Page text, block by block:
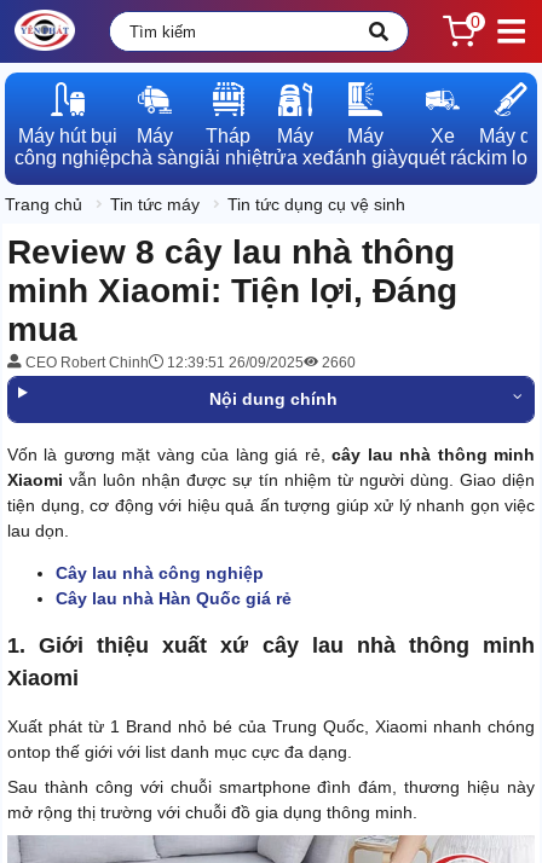
0
Máy hút bụi
công nghiệp
Máy
chà sàn
Tháp
giải nhiệt
Máy
rửa xe
Máy
đánh giày
Xe
quét rác
Máy dò
kim loại
Trang chủ Tin tức máy Tin tức dụng cụ vệ sinh
Review 8 cây lau nhà thông
minh Xiaomi: Tiện lợi, Đáng
mua
CEO Robert Chinh 12:39:51 26/09/2025 2660
Nội dung chính
Vốn là gương mặt vàng của làng giá rẻ,cây lau nhà thông minh
Xiaomivẫn luôn nhận được sự tín nhiệm từ người dùng. Giao diện
tiện dụng, cơ động với hiệu quả ấn tượng giúp xử lý nhanh gọn việc
lau dọn.
Cây lau nhà công nghiệp
Cây lau nhà Hàn Quốc giá rẻ
1. Giới thiệu xuất xứ cây lau nhà thông minh
Xiaomi
Xuất phát từ 1 Brand nhỏ bé của Trung Quốc, Xiaomi nhanh chóng
ontop thế giới với list danh mục cực đa dạng.
Sau thành công với chuỗi smartphone đình đám, thương hiệu này
mở rộng thị trường với chuỗi đồ gia dụng thông minh.